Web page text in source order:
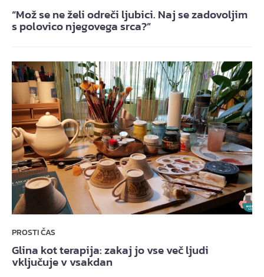
“Mož se ne želi odreči ljubici. Naj se zadovoljim
s polovico njegovega srca?”
PROSTI ČAS
Glina kot terapija: zakaj jo vse več ljudi
vključuje v vsakdan